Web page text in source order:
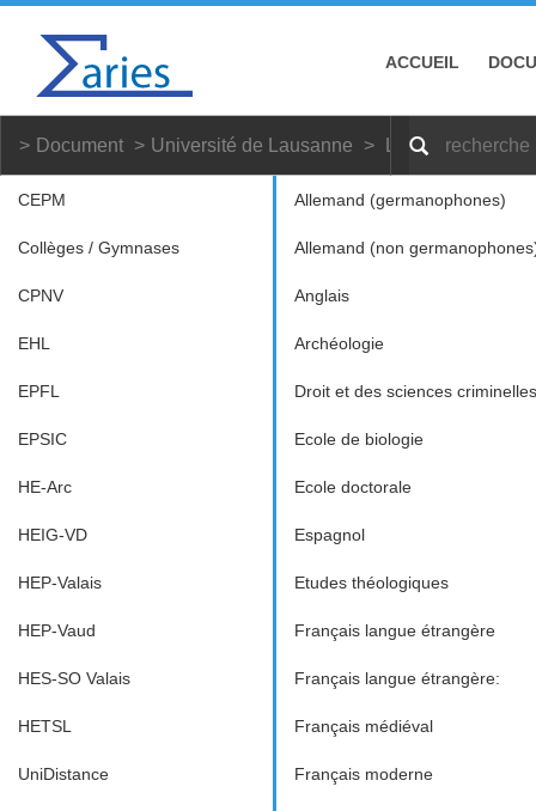
ACCUEIL
Document Université de Lausanne Latin Master,
CEPM
Collèges / Gymnases
CPNV
EHL
EPFL
EPSIC
HE-Arc
HEIG-VD
HEP-Valais
HEP-Vaud
HES-SO Valais
HETSL
UniDistance
Allemand (germanophones)
Allemand (non
Anglais
Archéologie
Droit et des sciences criminelles
Ecole de biologie
Ecole doctorale
Espagnol
Etudes théologiques
Français langue étrangère
Français langue étrangère:
Français médiéval
Français moderne